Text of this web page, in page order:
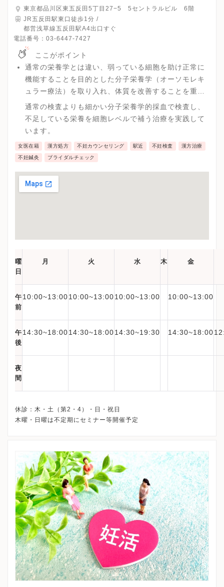
東京都品川区東五反田5丁目27−5 5セントラルビル 6階
JR五反田駅東口徒歩1分 /
都営浅草線五反田駅A4出口すぐ
電話番号： 03-6447-7427
ここがポイント
通常の栄養学とは違い、弱っている細胞を助け正常に
機能することを目的とした分子栄養学（オーソモレキ
ュラー療法）を取り入れ、体質を改善することを重視
し妊娠率を上げる取り組みを行うという不妊症に対し
ての治療を行っています。
通常の検査よりも細かい分子栄養学的採血で検査し、
不足している栄養を細胞レベルで補う治療を実践して
います。
女医在籍 漢方処方 不妊カウンセリング 駅近 不妊検査 漢方治療
不妊鍼灸 ブライダルチェック
曜
日
月 火 水 木 金
午
前
10:00~13:0010:00~13:0010:00~13:00 10:00~13:00
午
後
14:30~18:0014:30~18:0014:30~19:30 14:30~18:00
夜
間
休診：木・土（第2・4）・日・祝日